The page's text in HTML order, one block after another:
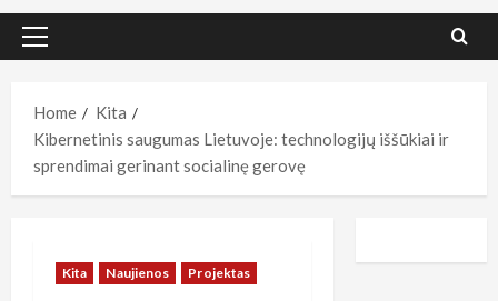
Primary
Home
Kita
Kibernetinis saugumas Lietuvoje: technologijų iššūkiai ir
sprendimai gerinant socialinę gerovę
Kita Naujienos Projektas